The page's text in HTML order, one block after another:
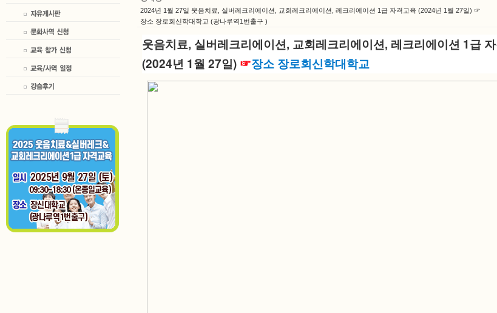
2024년 1월 27일 웃음치료, 실버레크리에이션, 교회레크리에이션, 레크리에이션 1급 자격교육 (2024년 1월 27일) ☞
장소 장로회신학대학교 (광나루역1번출구 )
웃음치료, 실버레크리에이션, 교회레크리에이션, 레크리에이션 1급
(2024년 1월 27일) ☞장소 장로회신학대학교